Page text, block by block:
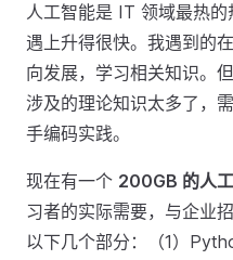
人工智能是 IT 领域最热
遇上升得很快。我遇到的
向发展，学习相关知识。
涉及的理论知识太多了，
手编码实践。
现在有一个 200GB 的人
习者的实际需要，与企业
以下几个部分：（1）